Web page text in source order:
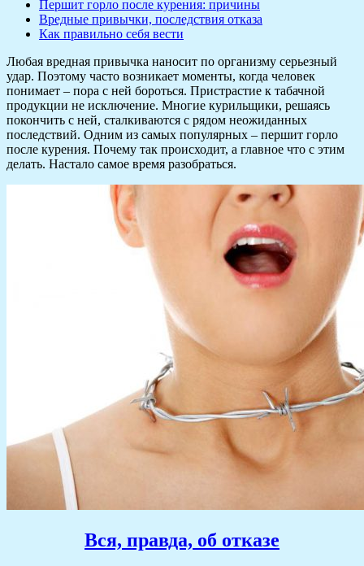
Першит горло после курения: причины
Вредные привычки, последствия отказа
Как правильно себя вести
Любая вредная привычка наносит по организму серьезный
удар. Поэтому часто возникает моменты, когда человек
понимает – пора с ней бороться. Пристрастие к табачной
продукции не исключение. Многие курильщики, решаясь
покончить с ней, сталкиваются с рядом неожиданных
последствий. Одним из самых популярных – першит горло
после курения. Почему так происходит, а главное что с этим
делать. Настало самое время разобраться.
Вся, правда, об отказе